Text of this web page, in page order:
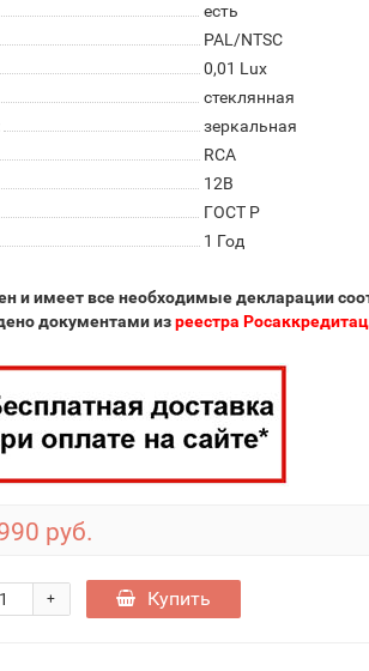
есть
PAL/NTSC
0,01 Lux
стеклянная
зеркальная
RCA
12В
ГОСТ Р
1 Год
и имеет все необходимые декларации
документами изреестра
руб.
+ Купить